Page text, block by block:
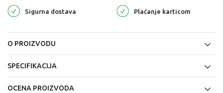
Sigurna dostava Plaćanje karticom
O PROIZVODU
SPECIFIKACIJA
OCENA PROIZVODA